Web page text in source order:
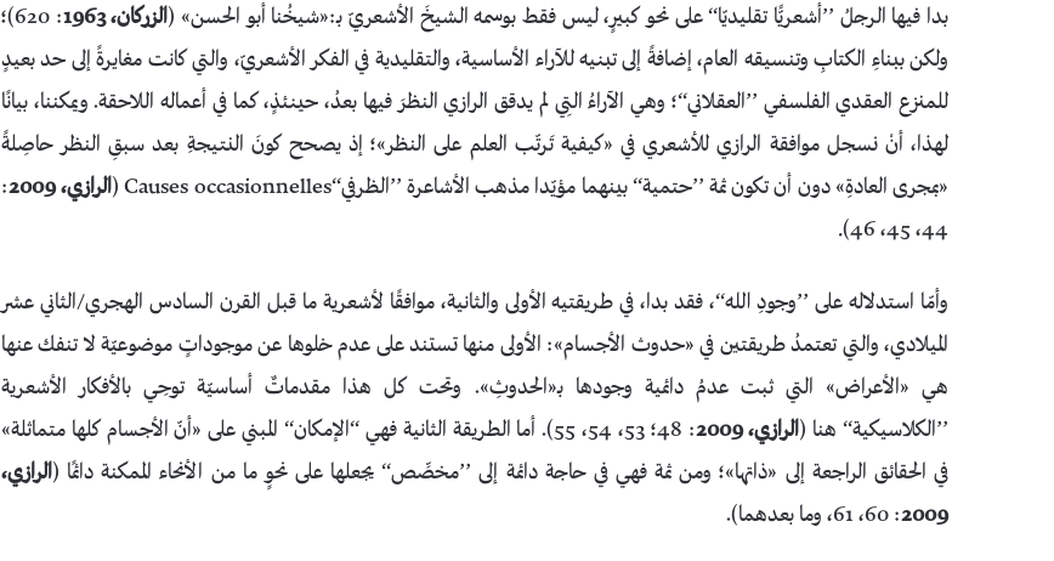
بدا فيها الرجلُ ’’أشعريًّا تقليديّا‘‘ على نحو كبيرٍ، ليس فقط بوسمه الشيخَ الأشعريّ بـ:«شيخُنا أبو الحسن» (الزركان، 1963
: 620)؛
ولكن ببناءِ الكتابِ وتنسيقه العام، إضافةً إلى تبنيه للآراء الأساسية، والتقليدية في الفكر الأشعريّ، والتي كانت مغايرةً إلى حد بعيدٍ
للمنزع العقدي الفلسفي ’’العقلاني‘‘؛ وهي الآراءُ التِي لم يدقق الرازي النظرَ فيها بعدُ، حينئذٍ، كما في أعماله اللاحقة. ويمكننا، بيانًا
لهذا، أنْ نسجل موافقة الرازي للأشعري في «كيفية تَرتّب العلم على النظر»؛ إذ يصحح كونَ النتيجةِ بعد سبقِ النظر حاصِلةً
«بمجرى العادةِ» دون أن تكون ثمة ’’حتمية‘‘ بينهما مؤيّدا مذهب الأشاعرة ’’الظرفي‘‘Causes occasionnelles (
الرازي، 2009
:
44، 45، 46).
وأمّا استدلاله على ’’وجودِ الله‘‘، فقد بدا، في طريقتيه الأولى والثانية، موافقًا لأشعرية ما قبل القرن السادس الهجري/الثاني عشر
الميلادي، والتي تعتمدُ طريقتين في «حدوث الأجسام»: الأولى منها تستند على عدم خلوها عن موجوداتٍ موضوعيّة لا تنفك عنها
هي «الأعراض» التي ثبت عدمُ دائمية وجودها بـ«الحدوثِ». وتحت كل هذا مقدماتٌ أساسيّة توحِي بالأفكار الأشعرية
’’الكلاسيكية‘‘ هنا (الرازي، 2009
: 48؛ 53، 54، 55). أما الطريقة الثانية فهي ‘‘الإمكان‘‘ المبني على «أنّ الأجسام كلها متماثلة»
في الحقائق الراجعة إلى «ذاتها»؛ ومن ثمة فهي في حاجة دائمة إلى ’’مخصِّص‘‘ يجعلها على نحوٍ ما من الأنحاء الممكنة دائمًا (الرازي،
2009: 60، 61، وما بعدهما).